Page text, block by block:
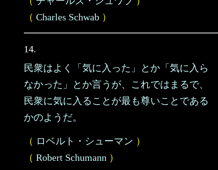
（ Charles Schwab ）
14.
民衆はよく「気に入った」とか「気に入ら
なかった」とか言うが、これではまるで、
民衆に気に入ることが最も尊いことである
かのようだ。
（ ロベルト・シューマン ）
（ Robert Schumann ）